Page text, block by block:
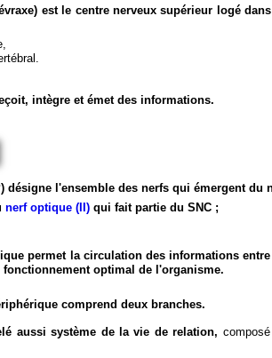
est le centre nerveux supérieur logé
intègre et émet des informations.
désigne l'ensemble des nerfs qui émergent du
nerf optique (II) qui fait partie du SNC ;
permet la circulation des informations
optimal de l'organisme.
comprend deux branches.
aussi système de la vie de relation,